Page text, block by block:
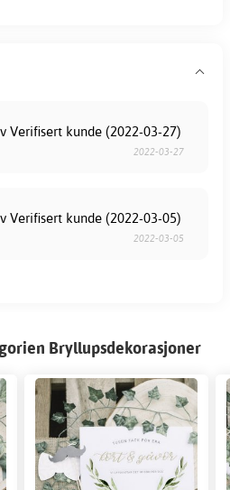
Verifisert kunde (2022-03-27)
2022-03-27
Verifisert kunde (2022-03-05)
2022-03-05
Bryllupsdekorasjoner